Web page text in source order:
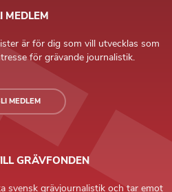
MEDLEM
är för dig som vill utvecklas som
för grävande journalistik.
MEDLEM
GRÄVFONDEN
svensk grävjournalistik och tar emot